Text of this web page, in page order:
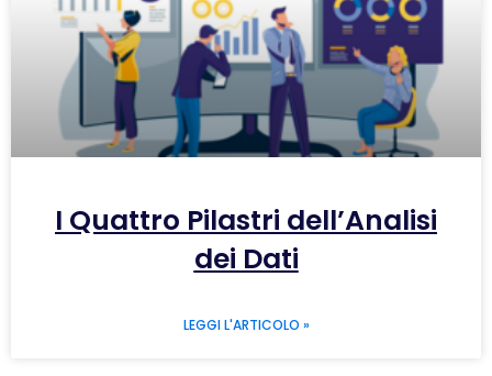
I Quattro Pilastri dell’Analisi
dei Dati
LEGGI L'ARTICOLO »